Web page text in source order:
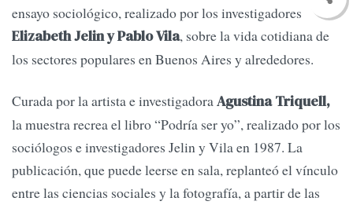
ensayo sociológico, realizado por los investigadores
Elizabeth Jelin y Pablo Vila, sobre la vida cotidiana de
los sectores populares en Buenos Aires y alrededores.
Curada por la artista e investigadoraAgustina Triquell,
la muestra recrea el libro “Podría ser yo”, realizado por los
sociólogos e investigadores Jelin y Vila en 1987. La
publicación, que puede leerse en sala, replanteó el vínculo
entre las ciencias sociales y la fotografía, a partir de las